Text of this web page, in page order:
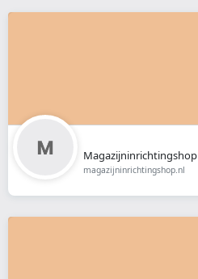
Magazijninrichtingshop
magazijninrichtingshop.nl